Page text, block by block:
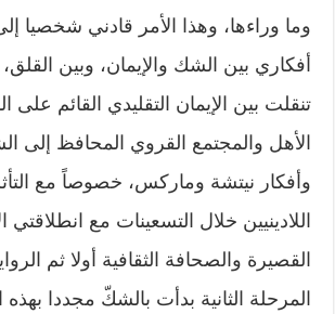
وما وراءها، وهذا الأمر قادني شخصيا
أفكاري بين الشك والإيمان، وبين
تنقلت بين الإيمان التقليدي القائم
الأهل والمجتمع القروي المحافظ إلى
وأفكار نيتشة وماركس، خصوصاً مع التأثر
اللادينيين خلال التسعينات مع انطلاقتي
القصيرة والصحافة الثقافية أولا ثم
المرحلة الثانية بدأت بالشكّ مجددا بهذه